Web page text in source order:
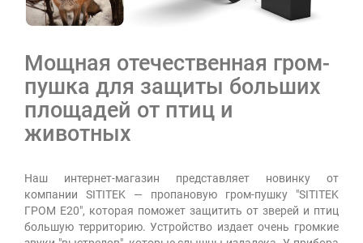
Мощная отечественная гром-
пушка для защиты больших
площадей от птиц и
животных
Наш интернет-магазин представляет новинку от
компании SITITEK — пропановую гром-пушку "SITITEK
ГРОМ E20", которая поможет защитить от зверей и птиц
большую территорию. Устройство издает очень громкие